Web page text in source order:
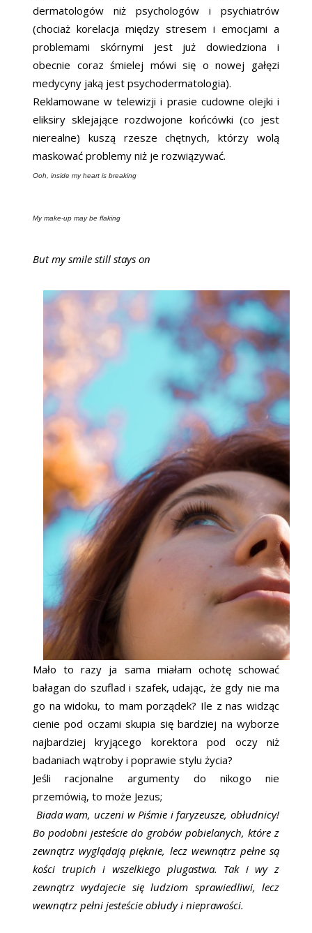
dermatologów niż psychologów i psychiatrów
(chociaż korelacja między stresem i emocjami a
problemami skórnymi jest już dowiedziona i
obecnie coraz śmielej mówi się o nowej gałęzi
medycyny jaką jest psychodermatologia).
Reklamowane w telewizji i prasie cudowne olejki i
eliksiry sklejające rozdwojone końcówki (co jest
nierealne) kuszą rzesze chętnych, którzy wolą
maskować problemy niż je rozwiązywać.
Ooh, inside my heart is breaking
My make-up may be flaking
But my smile still stays on
Mało to razy ja sama miałam ochotę schować
bałagan do szuflad i szafek, udając, że gdy nie ma
go na widoku, to mam porządek? Ile z nas widząc
cienie pod oczami skupia się bardziej na wyborze
najbardziej kryjącego korektora pod oczy niż
badaniach wątroby i poprawie stylu życia?
Jeśli racjonalne argumenty do nikogo nie
przemówią, to może Jezus;
Biada wam, uczeni w Piśmie i faryzeusze, obłudnicy!
Bo podobni jesteście do grobów pobielanych, które z
zewnątrz wyglądają pięknie, lecz wewnątrz pełne są
kości trupich i wszelkiego plugastwa. Tak i wy z
zewnątrz wydajecie się ludziom sprawiedliwi, lecz
wewnątrz pełni jesteście obłudy i nieprawości.